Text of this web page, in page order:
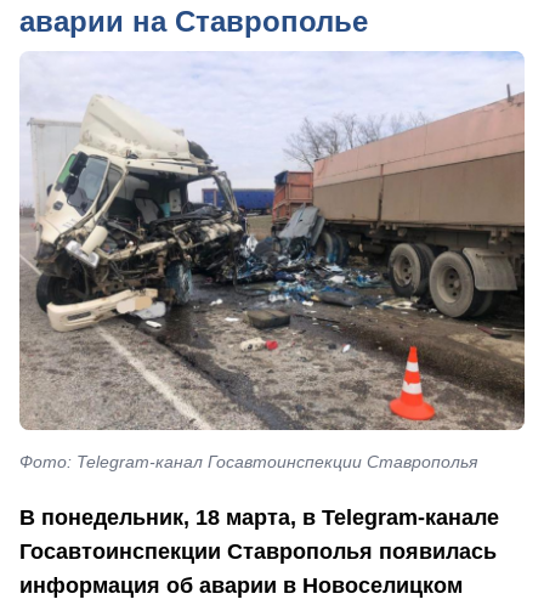
аварии на Ставрополье
Фото: Telegram-канал Госавтоинспекции Ставрополья
В понедельник, 18 марта, в Telegram-канале
Госавтоинспекции Ставрополья появилась
информация об аварии в Новоселицком